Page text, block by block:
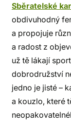
Sběratelské
obdivuhodný
a propojuje
a radost z
už tě lákají
dobrodružství
jedno je jisté –
a kouzlo, které